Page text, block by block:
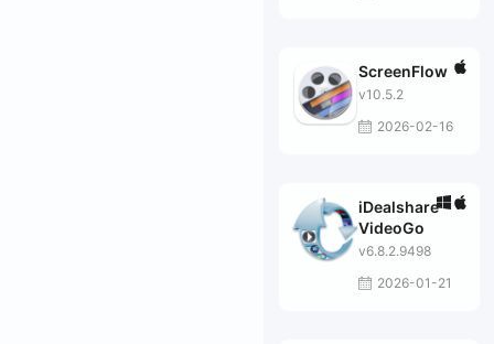
ScreenFlow
v10.5.2
2026-02-16
iDealshare
VideoGo
v6.8.2.9498
2026-01-21